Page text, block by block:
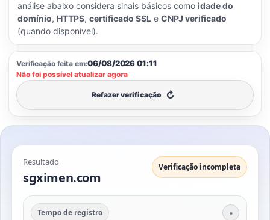
análise abaixo considera sinais básicos como idade do
domínio, HTTPS, certificado SSL e CNPJ verificado
(quando disponível).
Verificação feita em:06/08/2026 01:11
Não foi possível atualizar agora
Refazer verificação ↻
Resultado
sgximen.com
Verificação incompleta
Tempo de registro